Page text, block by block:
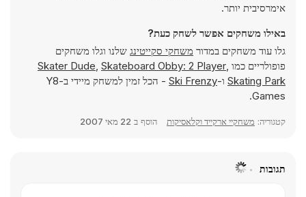
אימרסיבית יותר.
באילו משחקים אפשר לשחק כעת?
גלו עוד משחקים במדור משחקי סקייטינג שלנו וגלו משחקים
פופולריים כמו
Skater Dude, Skateboard Obby: 2 Player,
Skating Park ו-Ski Frenzy
- הכל זמין למשחק מיידי ב-Y8
Games.
קטגוריה: משחקיי ארקייד וקלאסיקות הוסף ב 22 מאי 2007
תגובות